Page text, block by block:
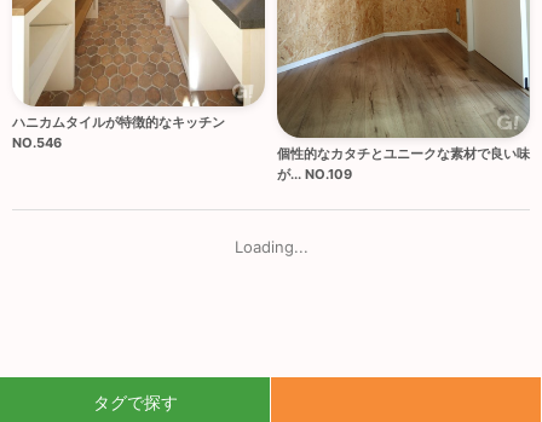
ハニカムタイルが特徴的なキッチン
NO.546
個性的なカタチとユニークな素材で良い味
が... NO.109
Loading...
タグで探す